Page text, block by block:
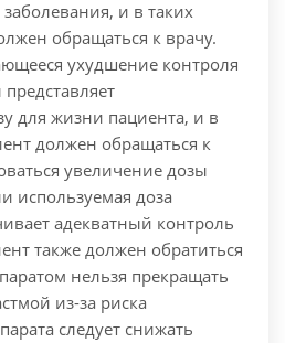
и в таких
обращаться к врачу.
ухудшение контроля
для жизни пациента, и в
должен обращаться к
увеличение дозы
используемая доза
адекватный контроль
также должен обратиться
нельзя прекращать
из-за риска
следует снижать